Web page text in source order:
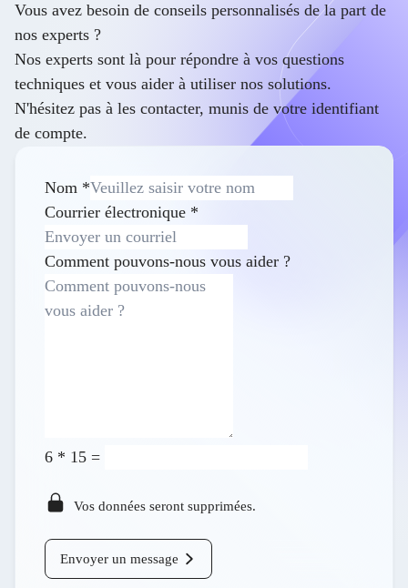
Vous avez besoin de conseils personnalisés de la part de
nos experts ?
Nos experts sont là pour répondre à vos questions
techniques et vous aider à utiliser nos solutions.
N'hésitez pas à les contacter, munis de votre identifiant
de compte.
Nom *
Courrier électronique *
Comment pouvons-nous vous aider ?
6 * 15 =
Vos données seront supprimées.
Envoyer un message